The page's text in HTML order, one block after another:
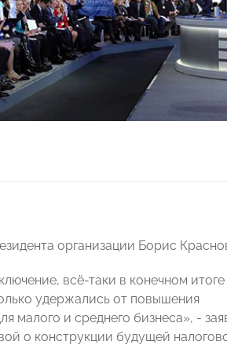
организации Борис
всё-таки в конечном
удержались от повышения
малого и среднего бизнеса», -
о конструкции будущей